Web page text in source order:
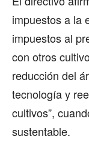
impuestos a la
impuestos al
con otros
reducción del
tecnología y
cultivos”,
sustentable.